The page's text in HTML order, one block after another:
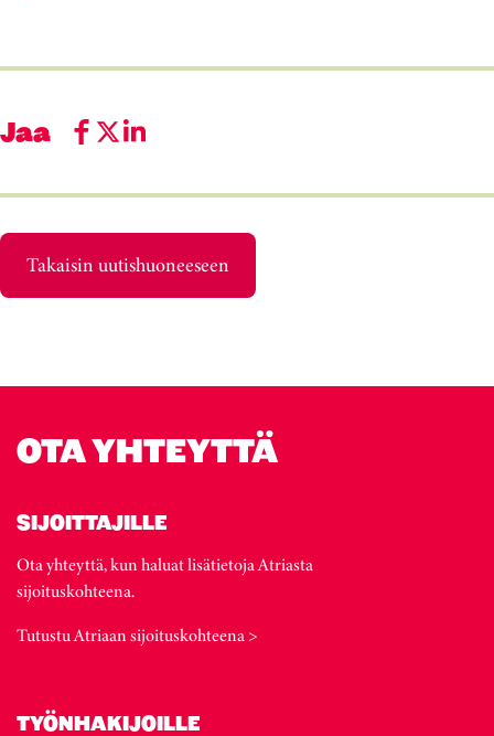
Jaa
Takaisin uutishuoneeseen
OTA YHTEYTTÄ
SIJOITTAJILLE
Ota yhteyttä, kun haluat lisätietoja Atriasta
sijoituskohteena.
Tutustu Atriaan sijoituskohteena >
TYÖNHAKIJOILLE